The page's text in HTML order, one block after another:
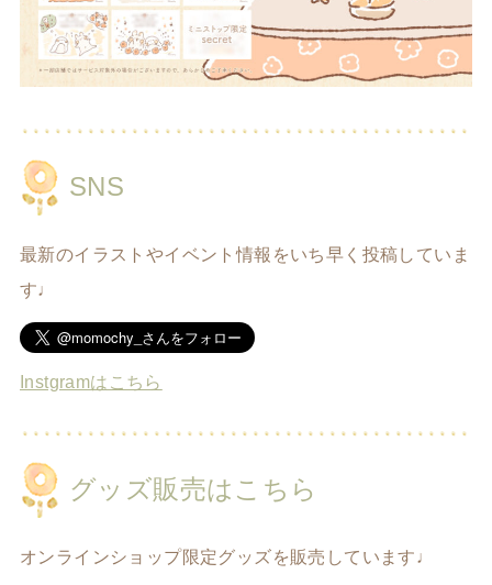
SNS
最新のイラストやイベント情報をいち早く投稿していま
す♩
Instgramはこちら
グッズ販売はこちら
オンラインショップ限定グッズを販売しています♩